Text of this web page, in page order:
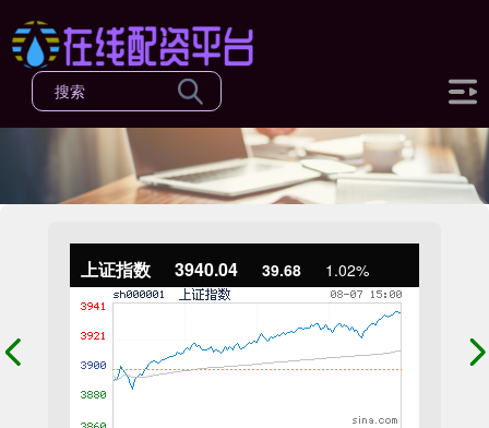
上证指数 3940.04 39.68 1.02%